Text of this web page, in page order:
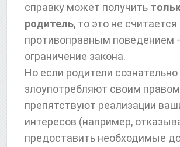
справку может получить
родитель, то это не считается
противоправным поведением
ограничение закона.
Но если родители сознательно
злоупотребляют своим
препятствуют реализации
интересов (например,
предоставить необходимые